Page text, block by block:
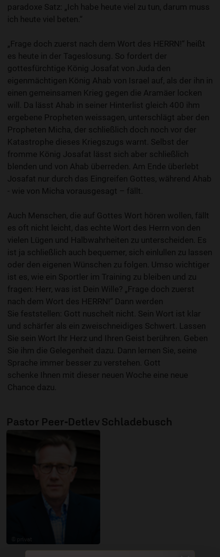
paradoxe Satz: „Ich habe heute viel zu tun, darum muss
ich heute viel beten.“
„Frage doch zuerst nach dem Wort des HERRN!“ heißt
es heute in der Tageslosung. So fordert der
gottesfürchtige König Josafat von Juda den
eigenmächtigen König Ahab von Israel auf, als der ihn in
einen gemeinsamen Krieg gegen die Aramäer locken
will. Da lässt Ahab in seiner Hinterlist gleich 400 ihm
ergebene Propheten weissagen, unterschlägt aber den
Propheten Micha, der schließlich doch noch vor der
Katastrophe dieses Kriegszugs warnt. Selbst der
fromme König Josafat lässt sich aber schließlich
blenden und von Ahab überreden. Am Ende überlebt
Josafat nur durch das Eingreifen Gottes, während Ahab
- wie von Micha vorausgesagt – fällt.
Auch Menschen, die auf Gottes Wort hören wollen, fällt
es oft nicht leicht, das echte Wort des Herrn von den
vielen Lügen und Halbwahrheiten zu unterscheiden. Es
ist ja schließlich auch bequemer, sich einlullen zu lassen
oder den eigenen Wünschen zu folgen. Umso wichtiger
ist es, wie ein Sportler im Training zu bleiben und zu
fragen: Herr, was ist Dein Wille? „Frage doch zuerst
nach dem Wort des HERRN!“ Dann werden
Sie feststellen: Gott nuschelt nicht. Sein Wort ist klar
und schärfer als ein zweischneidiges Schwert. Lassen
Sie sein Wort Ihr Herz und Ihren Geist berühren. Geben
Sie ihm die Gelegenheit dazu. Dann lernen Sie, seine
Sprache immer besser zu verstehen. Gott
schenke Ihnen mit dieser neuen Woche eine neue
Chance dazu.
Pastor Peer-Detlev Schladebusch